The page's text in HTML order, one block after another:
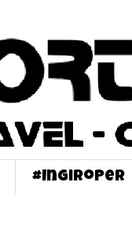
#InGiroPer